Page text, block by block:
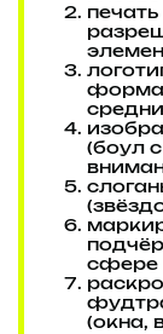
(боул
сфере
(окна,